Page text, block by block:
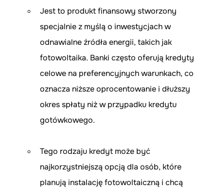
Jest to produkt finansowy stworzony
specjalnie z myślą o inwestycjach w
odnawialne źródła energii, takich jak
fotowoltaika. Banki często oferują kredyty
celowe na preferencyjnych warunkach, co
oznacza niższe oprocentowanie i dłuższy
okres spłaty niż w przypadku kredytu
gotówkowego.
Tego rodzaju kredyt może być
najkorzystniejszą opcją dla osób, które
planują instalację fotowoltaiczną i chcą